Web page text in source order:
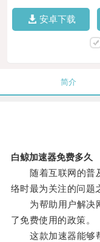
安卓下载
简介
白鲸加速器免费多久
随着互联网的普及
络时最为关注的问题
为帮助用户解决网
了免费使用的政策。
这款加速器能够帮